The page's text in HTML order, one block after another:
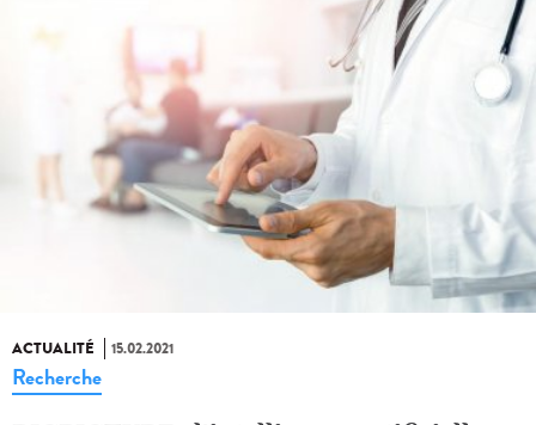
ACTUALITÉ 15.02.2021
Recherche